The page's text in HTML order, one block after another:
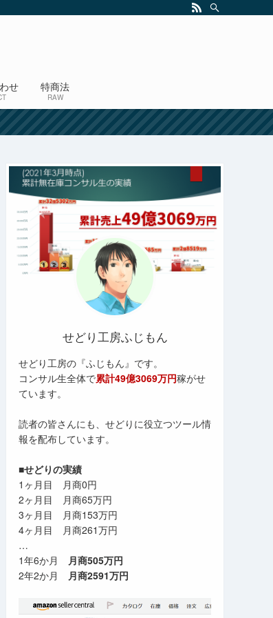
せ 特商法
RAW
せどり工房ふじもん
せどり工房の『ふじもん』です。
コンサル生全体で累計49億3069万円稼がせ
ています。
読者の皆さんにも、せどりに役立つツール情
報を配布しています。
■せどりの実績
1ヶ月目 月商0円
2ヶ月目 月商65万円
3ヶ月目 月商153万円
4ヶ月目 月商261万円
…
1年6か月 月商505万円
2年2か月 月商2591万円